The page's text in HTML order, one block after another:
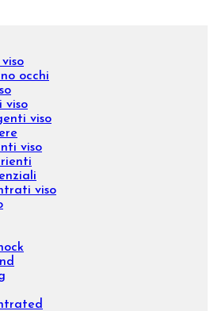
Specialist da remoto
e Calcolo per la Valutazione